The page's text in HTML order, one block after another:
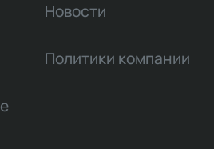
Новости
Политики компании